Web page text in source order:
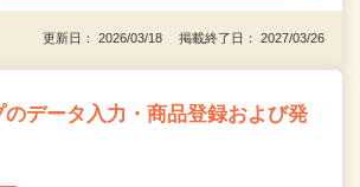
更新日： 2026/03/18 掲載終了日： 2027/03/26
データ入力・商品登録および発